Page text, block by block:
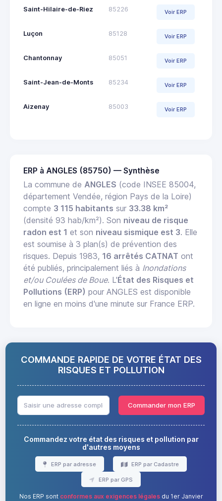
Saint-Hilaire-de-Riez 85226 Voir ERP
Luçon 85128 Voir ERP
Chantonnay 85051 Voir ERP
Saint-Jean-de-Monts 85234 Voir ERP
Aizenay 85003 Voir ERP
ERP à ANGLES (85750) — Synthèse
La commune de ANGLES (code INSEE 85004,
département Vendée, région Pays de la Loire)
compte 3 115 habitants sur 33.38 km²
(densité 93 hab/km²). Son niveau de risque
radon est 1 et son niveau sismique est 3. Elle
est soumise à 3 plan(s) de prévention des
risques. Depuis 1983, 16 arrêtés CATNAT ont
été publiés, principalement liés à Inondations
et/ou Coulées de Boue. L'État des Risques et
Pollutions (ERP) pour ANGLES est disponible
en ligne en moins d'une minute sur France ERP.
COMMANDE RAPIDE DE VOTRE ÉTAT DES
RISQUES ET POLLUTION
Commander mon ERP
Commandez votre état des risques et pollution par
d'autres moyens
ERP par adresse ERP par Cadastre
ERP par GPS
Nos ERP sont conformes aux exigences légalesdu 1er Janvier